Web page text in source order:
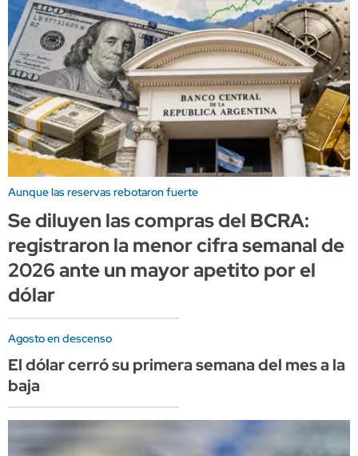
Aunque las reservas rebotaron fuerte
Se diluyen las compras del BCRA:
registraron la menor cifra semanal de
2026 ante un mayor apetito por el
dólar
Agosto en descenso
El dólar cerró su primera semana del mes a la
baja